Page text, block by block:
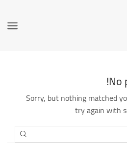
No
Sorry, but nothing matched
try again with
SEARCH